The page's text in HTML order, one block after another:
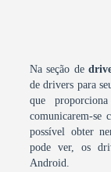
Na seção de
de drivers para
que
comunicarem-se
possível obter
pode ver, os
Android.